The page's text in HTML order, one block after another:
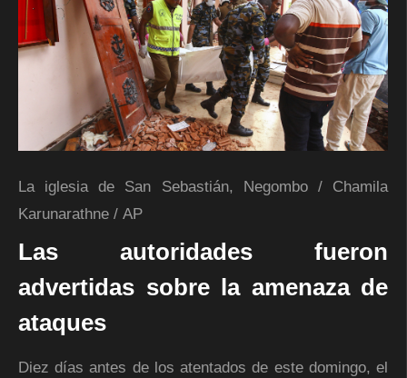
La iglesia de San Sebastián, Negombo/ Chamila
Karunarathne / AP
Las autoridades fueron
advertidas sobre la amenaza de
ataques
Diez días antes de los atentados de este domingo, el